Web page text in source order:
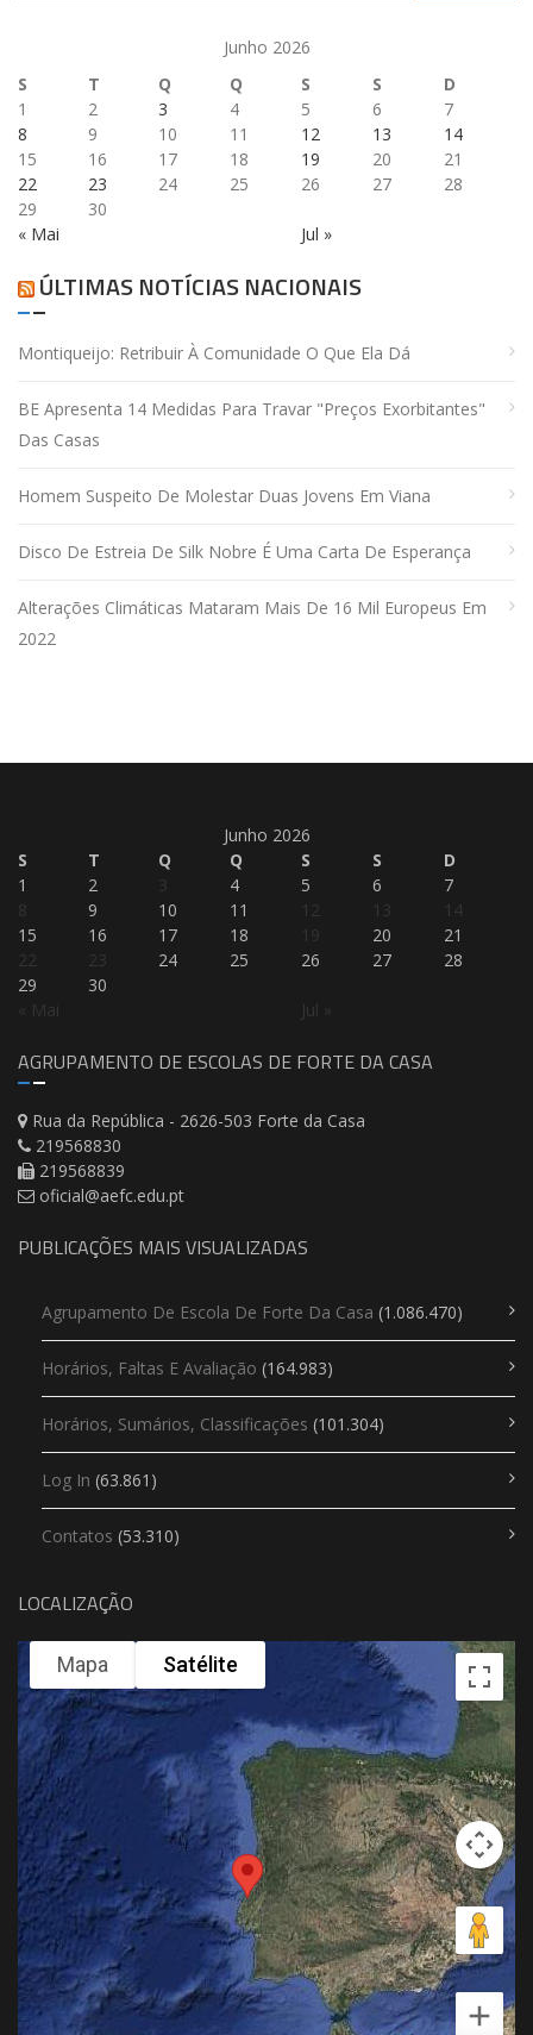
Junho 2026
S
T Q Q S S D
« Mai Jul »
1 2 3 4 5 6
7
8
9 10 11 12 13
14
15
16 17 18 19 20
21
22
23 24 25 26 27
28
29
30
ÚLTIMAS NOTÍCIAS NACIONAIS
Montiqueijo: Retribuir À Comunidade O Que Ela Dá
BE Apresenta 14 Medidas Para Travar "preços Exorbitantes"
Das Casas
Homem Suspeito De Molestar Duas Jovens Em Viana
Disco De Estreia De Silk Nobre É Uma Carta De Esperança
Alterações Climáticas Mataram Mais De 16 Mil Europeus Em
2022
Junho 2026
S
T Q Q S S D
« Mai Jul »
1 2 3 4 5 6
7
8
9 10 11 12 13
14
15
16 17 18 19 20
21
22
23 24 25 26 27
28
29
30
AGRUPAMENTO DE ESCOLAS DE FORTE DA CASA
Rua da República - 2626-503 Forte da Casa
219568830
219568839
oficial@aefc.edu.pt
PUBLICAÇÕES MAIS VISUALIZADAS
Agrupamento De Escola De Forte Da Casa (1.086.470)
Horários, Faltas E Avaliação (164.983)
Horários, Sumários, Classificações (101.304)
Log In (63.861)
Contatos (53.310)
LOCALIZAÇÃO
Mapa Satélite